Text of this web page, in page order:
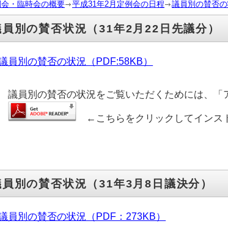
会・臨時会の概要 平成31年2月定例会の日程 議員別の賛否
別の賛否状況（31年2月22日先議分）
員別の賛否の状況（PDF:58KB）
議員別の賛否の状況をご覧いただくためには、「
←こちらをクリックしてインス
別の賛否状況（31年3月8日議決分）
員別の賛否の状況（PDF：273KB）